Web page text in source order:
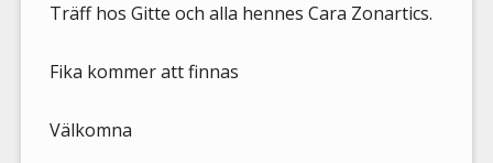
Träff hos Gitte och alla hennes Cara Zonartics.
Fika kommer att finnas
Välkomna